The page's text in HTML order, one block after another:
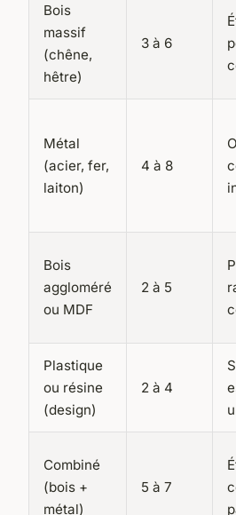
Bois
massif
(chêne,
hêtre)
3 à 6
Métal
(acier, fer,
laiton)
4 à 8
Bois
aggloméré
ou MDF
2 à 5
Plastique
ou résine
(design)
2 à 4
Combiné
(bois +
métal)
5 à 7